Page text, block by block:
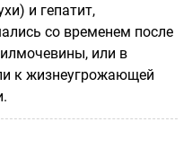
и гепатит,
со временем после
или в
к жизнеугрожающей